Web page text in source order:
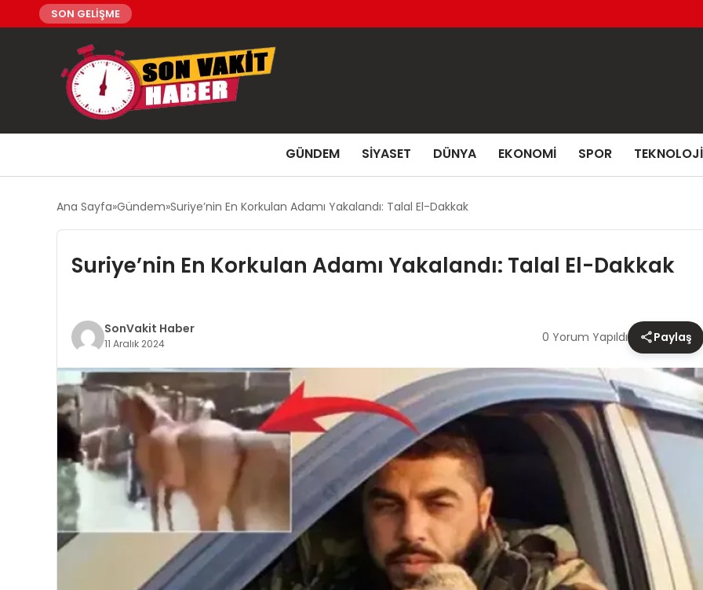
SON GELİŞME
GÜNDEM SIYASET DÜNYA EKONOMI SPOR TEKNOLOJI
Ana Sayfa Gündem Suriye’nin En Korkulan Adamı Yakalandı: Talal El-Dakkak
Suriye’nin En Korkulan Adamı Yakalandı: Talal El-Dakkak
SonVakit Haber
11 Aralık 2024 0 Yorum Yapıldı Paylaş